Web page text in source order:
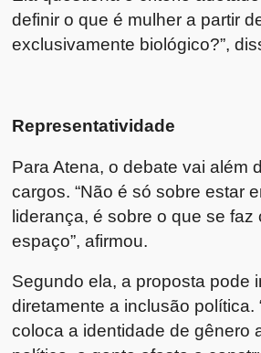
definir o que é mulher a partir
exclusivamente biológico?”,
Representatividade
Para Atena, o debate vai além
cargos. “Não é só sobre estar
liderança, é sobre o que se faz
espaço”, afirmou.
Segundo ela, a proposta pode
diretamente a inclusão política.
coloca a identidade de gênero